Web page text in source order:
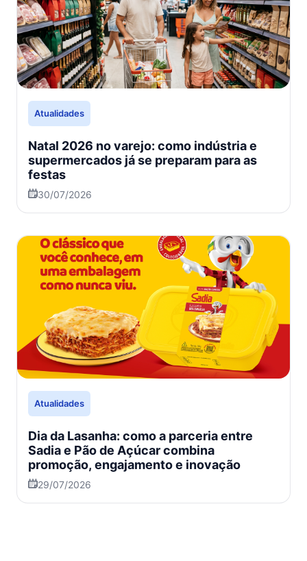
Atualidades
Natal 2026 no varejo: como indústria e
supermercados já se preparam para as
festas
30/07/2026
Atualidades
Dia da Lasanha: como a parceria entre
Sadia e Pão de Açúcar combina
promoção, engajamento e inovação
29/07/2026